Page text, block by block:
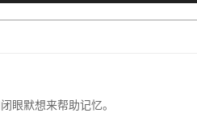
眼默想来帮助记忆。